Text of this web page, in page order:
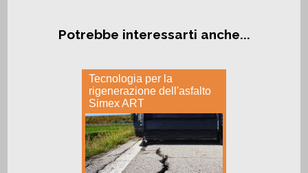
Potrebbe interessarti anche...
Tecnologia per la
rigenerazione dell'asfalto
Simex ART